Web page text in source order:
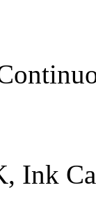
Ink